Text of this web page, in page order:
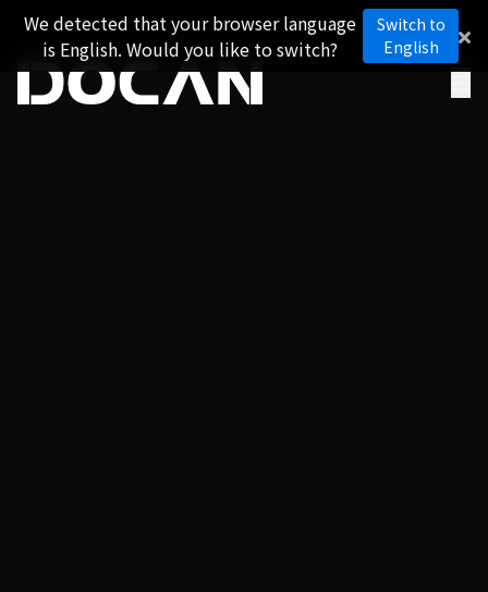
We detected that your browser language
is English. Would you like to switch?
Switch to
English